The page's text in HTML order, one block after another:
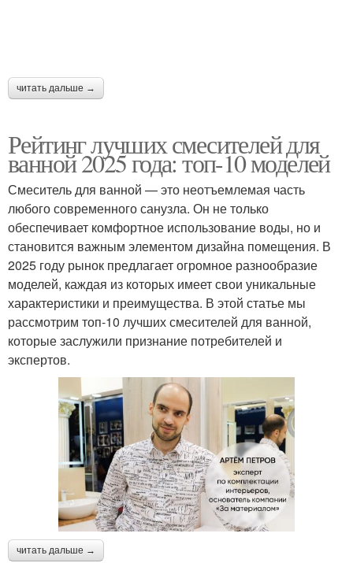
читать дальше →
Рейтинг лучших смесителей для
ванной 2025 года: топ-10 моделей
Смеситель для ванной — это неотъемлемая часть
любого современного санузла. Он не только
обеспечивает комфортное использование воды, но и
становится важным элементом дизайна помещения. В
2025 году рынок предлагает огромное разнообразие
моделей, каждая из которых имеет свои уникальные
характеристики и преимущества. В этой статье мы
рассмотрим топ-10 лучших смесителей для ванной,
которые заслужили признание потребителей и
экспертов.
читать дальше →